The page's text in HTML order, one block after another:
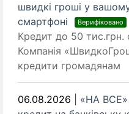
швидкі гроші у
смартфоні
Верифіковано
Кредит до 50 тис.грн.
Компанія
кредити громадянам
06.08.2026
«НА ВСЕ»